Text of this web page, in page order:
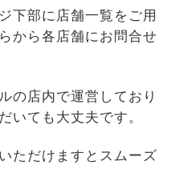
下部に店舗一覧をご用
から各店舗にお問合せ
の店内で運営しており
いても大丈夫です。
ただけますとスムーズ